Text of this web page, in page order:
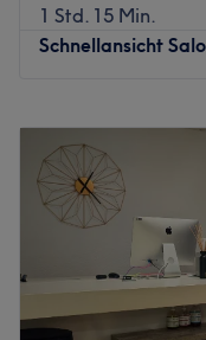
1 Std. 15 Min.
Schnellansicht
Dienstag
Mittwoch
Donnerstag
Freitag
Samstag
Sonntag